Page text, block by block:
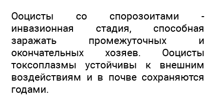
Ооцисты со спорозоитами -
инвазионная стадия, способная
заражать промежуточных и
окончательных хозяев. Ооцисты
токсоплазмы устойчивы к внешним
воздействиям и в почве сохраняются
годами.